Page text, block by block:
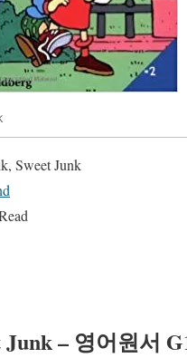
Sweet Junk
Junk – 영어원서